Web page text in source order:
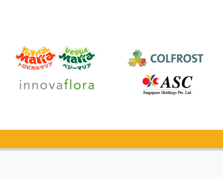
カタログ無料請求